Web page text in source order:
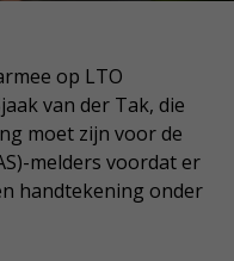
op LTO
van der Tak, die
moet zijn voor de
melders voordat er
handtekening onder